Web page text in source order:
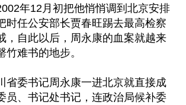
年12月初把他悄悄调到北京安排
时任公安部长贾春旺踢去最高检察
，自此以后，周永康的血案就越来
竹难书的地步。
省委书记周永康一进北京就直接成
员、书记处书记，连政治局候补委